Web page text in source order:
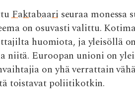
Faktabaari seuraa monessa
on osuvasti valittu.
huomiota, ja yleisöllä
niitä. Euroopan unioni on
on yhä verrattain
toistavat poliitikotkin.